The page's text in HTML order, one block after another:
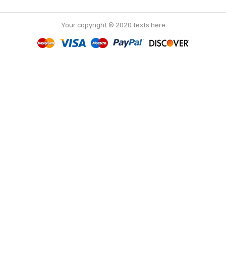
Your copyright © 2020 texts here